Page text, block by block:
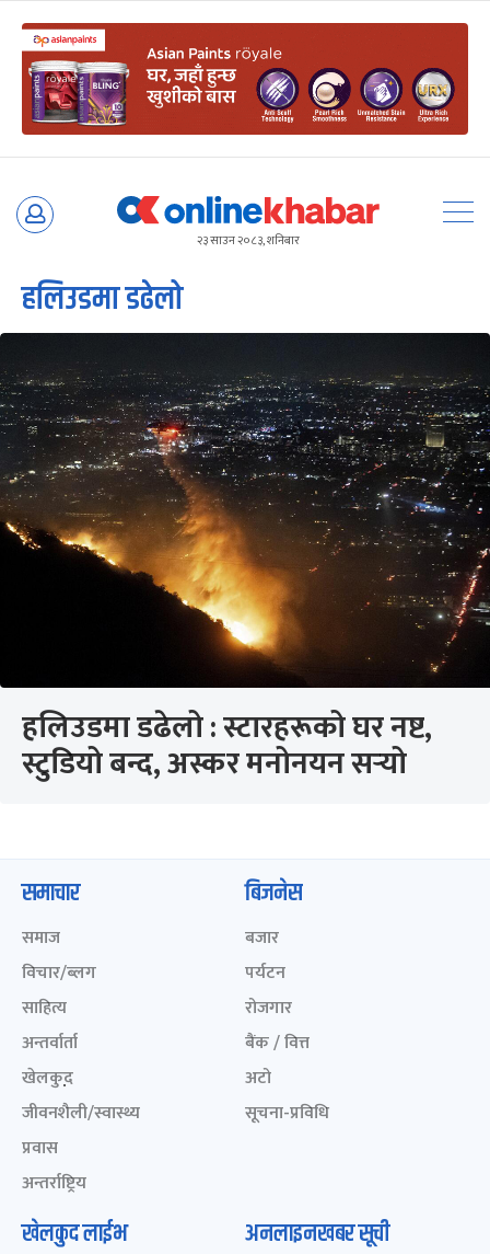
Skip
२३ साउन २०८३, शनिबार
हलिउडमा डढेलो
हलिउडमा डढेलो : स्टारहरूको घर नष्ट,
स्टुडियो बन्द, अस्कर मनोनयन सर्‍यो
समाचार
समाज
विचार/ब्लग
साहित्य
अन्तर्वार्ता
खेलकुद़़
जीवनशैली/स्वास्थ्य
प्रवास
अन्तर्राष्ट्रिय
बिजनेस
बजार
पर्यटन
रोजगार
बैंक / वित्त
अटो
सूचना-प्रविधि
खेलकुद लाईभ अनलाइनखबर सूची